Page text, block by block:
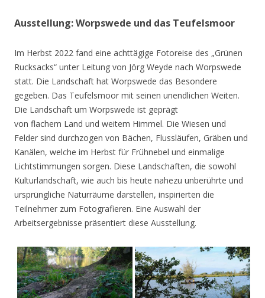
Ausstellung: Worpswede und das Teufelsmoor
Im Herbst 2022 fand eine achttägige Fotoreise des „Grünen
Rucksacks“ unter Leitung von Jörg Weyde nach Worpswede
statt. Die Landschaft hat Worpswede das Besondere
gegeben. Das Teufelsmoor mit seinen unendlichen Weiten.
Die Landschaft um Worpswede ist geprägt
von flachem Land und weitem Himmel. Die Wiesen und
Felder sind durchzogen von Bächen, Flussläufen, Gräben und
Kanälen, welche im Herbst für Frühnebel und einmalige
Lichtstimmungen sorgen. Diese Landschaften, die sowohl
Kulturlandschaft, wie auch bis heute nahezu unberührte und
ursprüngliche Naturräume darstellen, inspirierten die
Teilnehmer zum Fotografieren. Eine Auswahl der
Arbeitsergebnisse präsentiert diese Ausstellung.